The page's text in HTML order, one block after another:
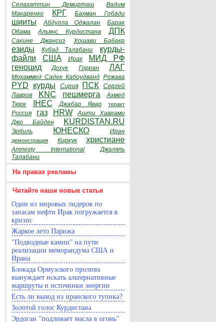
Селахаттин Демирташ
Вадим
Макаренко
КРГ Бахман Гобади
шииты Абдулла Оджалан
Барак
Обама
Альянс Курдистана ДПК
Сакине Джансиз Хошави Бабакр
езиды Кубад Талабани
курды-
файли
США Ирак
МИД РФ
геноцид
Дохук Горран ЛАГ
Мохаммед Садек Кабоудванд Рожава
PYD курды Сирия ПСК
Сергей
Лавров
KNC пешмерга
Ахмед
Тюрк
IHEC Джабар Явар теракт
Россия газ HRW
Ашти Хаврами
Джо Байден
KURDISTAN.RU
Эрбиль ЮНЕСКО Иран
демонстрация Киркук христиане
Amnesty International
Джаляль
Талабани
На правах рекламы
Читайте наши новые статьи
Один из мировых лидеров по
запасам нефти Ирак погружается в
кризис
Жаркое лето Парижа
"Подводные камни" на пути
реализации меморандума США и
Ирана
Блокада Ормузского пролива
вынуждает искать альтернативные
маршруты и источники энергии
Есть ли выход из иранского тупика?
Золотой голос Курдистана
Эрдоган "подливает масла в огонь"